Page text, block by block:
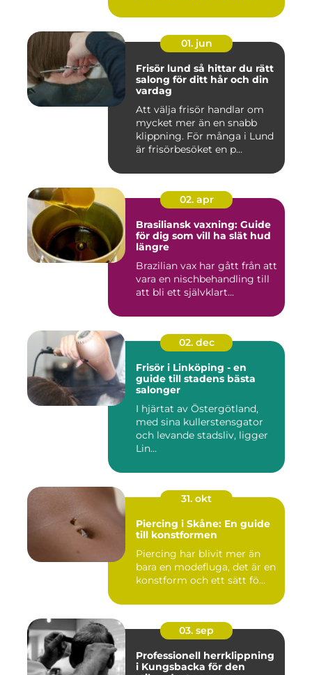
01. jun
Frisör lund så hittar du rätt
salong för ditt hår och din
vardag
Att välja frisör handlar om
mycket mer än en snabb
klippning. För många i Lund
är frisörbesöket en p...
02. apr
Brasiliansk vaxning: Guide
för dig som vill ha slät hud
längre
Brazilian vax har gått från att
vara en nischbehandling till
att bli ett självklart...
02. dec
Frisör i Linköping - en
guide till stadens bästa
salonger
I hjärtat av Östergötland,
med sina kullerstensgator
och levande stadsliv, ligger
Lin...
31. okt
Piercing i Skåne: En guide
till konstformen
Piercing har blivit mer än
bara en modefluga, det är en
konstform och ett sätt fö...
03. sep
Professionell herrklippning
i Kungsbacka för den